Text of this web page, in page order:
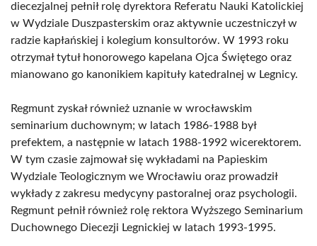
diecezjalnej pełnił rolę dyrektora Referatu Nauki Katolickiej
w Wydziale Duszpasterskim oraz aktywnie uczestniczył w
radzie kapłańskiej i kolegium konsultorów. W 1993 roku
otrzymał tytuł honorowego kapelana Ojca Świętego oraz
mianowano go kanonikiem kapituły katedralnej w Legnicy.
Regmunt zyskał również uznanie w wrocławskim
seminarium duchownym; w latach 1986-1988 był
prefektem, a następnie w latach 1988-1992 wicerektorem.
W tym czasie zajmował się wykładami na Papieskim
Wydziale Teologicznym we Wrocławiu oraz prowadził
wykłady z zakresu medycyny pastoralnej oraz psychologii.
Regmunt pełnił również rolę rektora Wyższego Seminarium
Duchownego Diecezji Legnickiej w latach 1993-1995.